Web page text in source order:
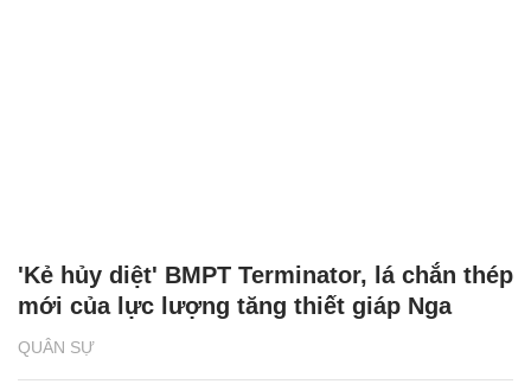
QUÂN SỰ
'Kẻ hủy diệt' BMPT Terminator, lá chắn thép
mới của lực lượng tăng thiết giáp Nga